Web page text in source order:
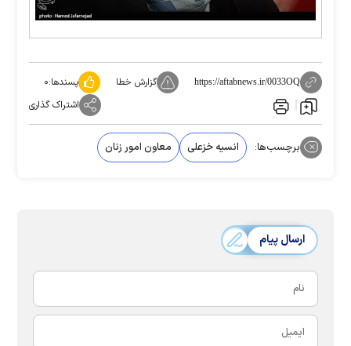
https://aftabnews.ir/0033OQ گزارش خطا پسندها:۰
اشتراک گذاری
برچسب‌ها: انسیه خزعلی معاون امور زنان
ارسال پیام